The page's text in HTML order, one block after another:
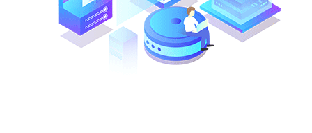
招标公告明细
乙方同意按建设单位对本工程整体付款实际比例及节点支付进
工程质保金为5%，待质保期满后付至工程结算款%；